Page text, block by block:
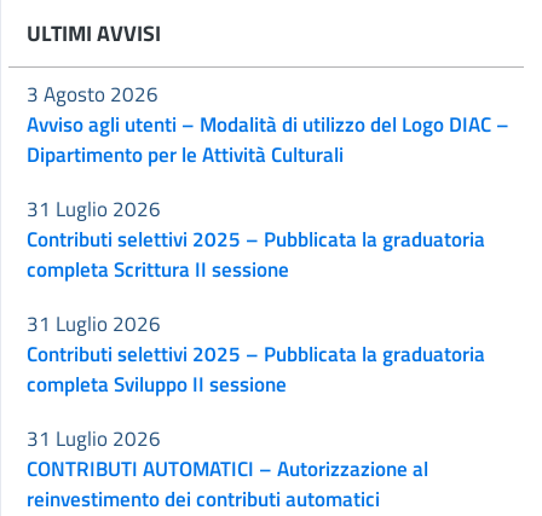
ULTIMI AVVISI
Avviso agli utenti – Modalità di utilizzo del Logo DIAC –
Dipartimento per le Attività Culturali
3 Agosto 2026
Contributi selettivi 2025 – Pubblicata la graduatoria
completa Scrittura II sessione
31 Luglio 2026
Contributi selettivi 2025 – Pubblicata la graduatoria
completa Sviluppo II sessione
31 Luglio 2026
CONTRIBUTI AUTOMATICI – Autorizzazione al
reinvestimento dei contributi automatici
31 Luglio 2026